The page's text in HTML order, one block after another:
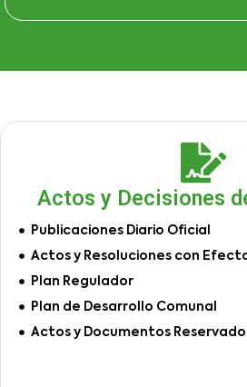
Actos y Decisiones
Publicaciones Diario Oficial
Actos y Resoluciones con
Plan Regulador
Plan de Desarrollo Comunal
Actos y Documentos